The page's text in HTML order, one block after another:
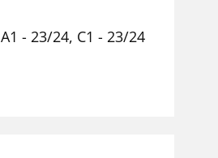
A1 - 23/24, C1 - 23/24